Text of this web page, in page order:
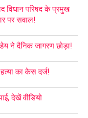
विधान परिषद के प्रमुख
पर सवाल!
ने दैनिक जागरण छोड़ा!
का केस दर्ज!
देखें वीडियो